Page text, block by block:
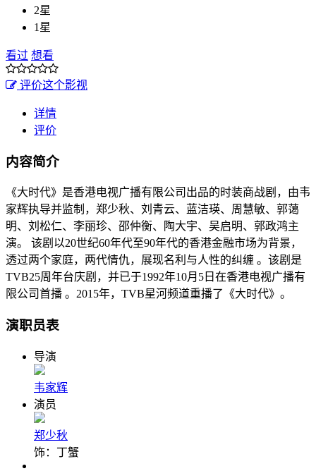
2星
1星
看过 想看
评价这个影视
详情
评价
内容简介
《大时代》是香港电视广播有限公司出品的时装商战剧，由韦
家辉执导并监制，郑少秋、刘青云、蓝洁瑛、周慧敏、郭蔼
明、刘松仁、李丽珍、邵仲衡、陶大宇、吴启明、郭政鸿主
演。 该剧以20世纪60年代至90年代的香港金融市场为背景，
透过两个家庭，两代情仇，展现名利与人性的纠缠 。该剧是
TVB25周年台庆剧，并已于1992年10月5日在香港电视广播有
限公司首播 。2015年，TVB星河频道重播了《大时代》。
演职员表
导演
韦家辉
演员
郑少秋
饰：丁蟹